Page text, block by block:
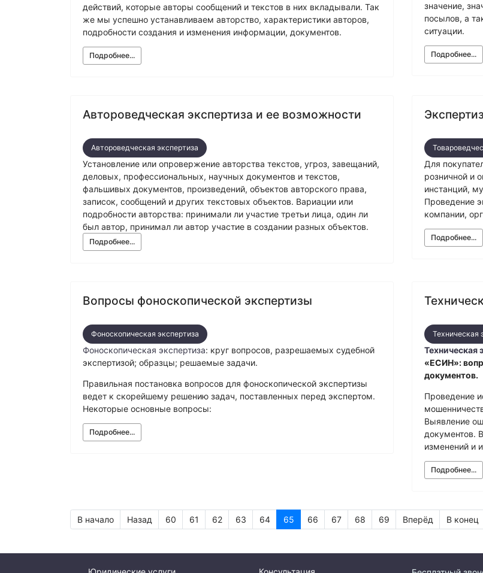
действий, которые авторы сообщений и текстов в них вкладывали. Так
же мы успешно устанавливаем авторство, характеристики авторов,
подробности создания и изменения информации, документов.
Подробнее...
значение,
посылов, а
ситуации.
Подробнее...
Автороведческая экспертиза и ее возможности
Автороведческая экспертиза
Установление или опровержение авторства текстов, угроз, завещаний,
деловых, профессиональных, научных документов и текстов,
фальшивых документов, произведений, объектов авторского права,
записок, сообщений и других текстовых объектов. Вариации или
подробности авторства: принимали ли участие третьи лица, один ли
был автор, принимал ли автор участие в создании разных объектов.
Подробнее...
Для
розничной и
инстанций,
Проведение
компании,
Подробнее...
Вопросы фоноскопической экспертизы
Фоноскопическая экспертиза
Фоноскопическая экспертиза: круг вопросов, разрешаемых судебной
экспертизой; образцы; решаемые задачи.
Правильная постановка вопросов для фоноскопической экспертизы
ведет к скорейшему решению задач, поставленных перед экспертом.
Некоторые основные вопросы:
Подробнее...
Техническая
Техническая
«ЕСИН»:
документов.
Проведение
Выявление
документов.
изменений и
Подробнее...
В начало Назад 60 61 62 63 64 65 66 67 68 69 Вперёд В конец